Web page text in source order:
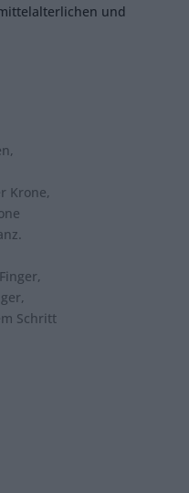
und
Krone,
Schritt